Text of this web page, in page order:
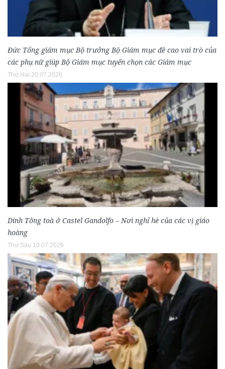
Đức Tổng giám mục Bộ trưởng Bộ Giám mục đề cao vai trò của
các phụ nữ giúp Bộ Giám mục tuyển chọn các Giám mục
Thứ Hai 20.07.2026
Dinh Tông toà ở Castel Gandolfo – Nơi nghỉ hè của các vị giáo
hoàng
Thứ Sáu 10.07.2026